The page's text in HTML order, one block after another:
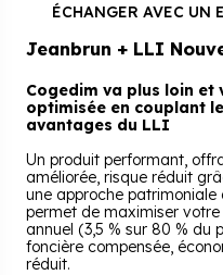
ÉCHANGER AVEC UN
Jeanbrun + LLI
Cogedim va plus loin et
optimisée en couplant
avantages du LLI
Un produit performant,
améliorée, risque réduit
une approche patrimoniale
permet de maximiser
annuel (3,5 % sur 80 % du
foncière compensée,
réduit.